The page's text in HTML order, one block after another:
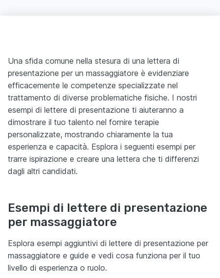
Una sfida comune nella stesura di una lettera di
presentazione per un massaggiatore è evidenziare
efficacemente le competenze specializzate nel
trattamento di diverse problematiche fisiche. I nostri
esempi di lettere di presentazione ti aiuteranno a
dimostrare il tuo talento nel fornire terapie
personalizzate, mostrando chiaramente la tua
esperienza e capacità. Esplora i seguenti esempi per
trarre ispirazione e creare una lettera che ti differenzi
dagli altri candidati.
Esempi di lettere di presentazione
per massaggiatore
Esplora esempi aggiuntivi di lettere di presentazione per
massaggiatore e guide e vedi cosa funziona per il tuo
livello di esperienza o ruolo.